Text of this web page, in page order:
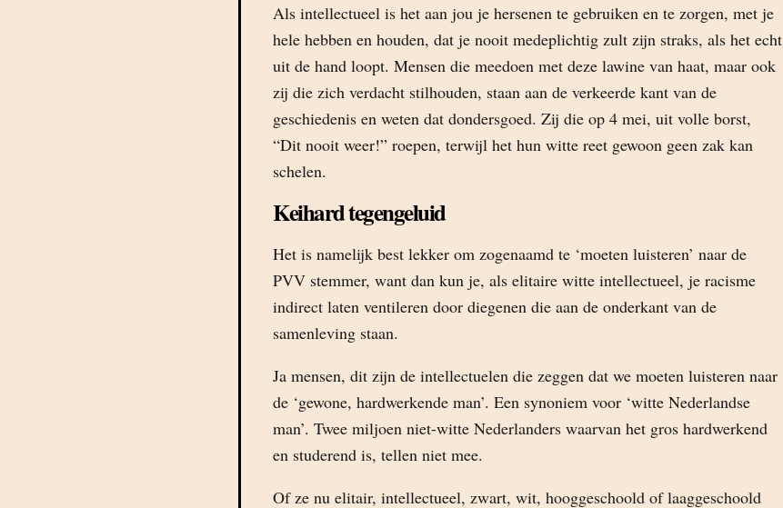
Als intellectueel is het aan jou je hersenen te gebruiken en te zorgen, met je
hele hebben en houden, dat je nooit medeplichtig zult zijn straks, als het echt
uit de hand loopt. Mensen die meedoen met deze lawine van haat, maar ook
zij die zich verdacht stilhouden, staan aan de verkeerde kant van de
geschiedenis en weten dat dondersgoed. Zij die op 4 mei, uit volle borst,
“Dit nooit weer!” roepen, terwijl het hun witte reet gewoon geen zak kan
schelen.
Keihard tegengeluid
Het is namelijk best lekker om zogenaamd te ‘moeten luisteren’ naar de
PVV stemmer, want dan kun je, als elitaire witte intellectueel, je racisme
indirect laten ventileren door diegenen die aan de onderkant van de
samenleving staan.
Ja mensen, dit zijn de intellectuelen die zeggen dat we moeten luisteren naar
de ‘gewone, hardwerkende man’. Een synoniem voor ‘witte Nederlandse
man’. Twee miljoen niet-witte Nederlanders waarvan het gros hardwerkend
en studerend is, tellen niet mee.
Of ze nu elitair, intellectueel, zwart, wit, hooggeschoold of laaggeschoold